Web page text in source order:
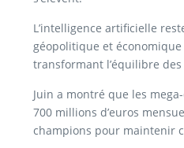
L’intelligence artificielle
géopolitique et
transformant l’équilibre des
Juin a montré que les
700 millions d’euros
champions pour maintenir